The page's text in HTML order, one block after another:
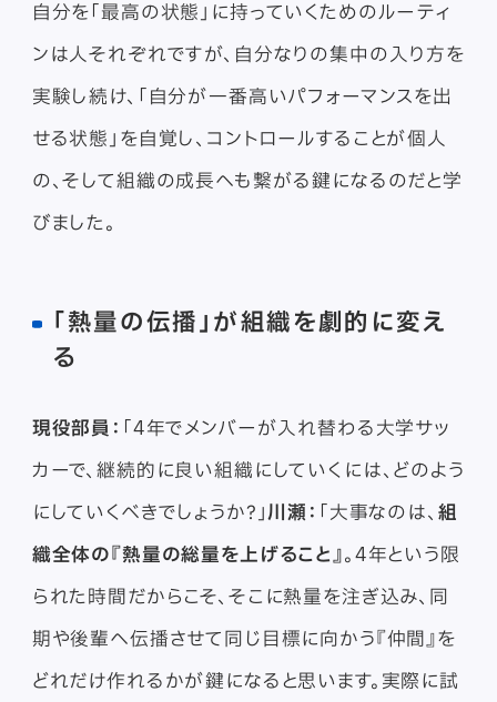
自分を「最高の状態」に持っていくためのルーティ
ンは人それぞれですが、自分なりの集中の入り方を
実験し続け、「自分が一番高いパフォーマンスを出
せる状態」を自覚し、コントロールすることが個人
の、そして組織の成長へも繋がる鍵になるのだと学
びました。
「熱量の伝播」が組織を劇的に変え
る
現役部員： 「4年でメンバーが入れ替わる大学サッ
カーで、継続的に良い組織にしていくには、どのよう
にしていくべきでしょうか？」 川瀬： 「大事なのは、 組
織全体の『熱量の総量を上げること』。4年という限
られた時間だからこそ、そこに熱量を注ぎ込み、同
期や後輩へ伝播させて同じ目標に向かう『仲間』を
どれだけ作れるかが鍵になると思います。実際に試